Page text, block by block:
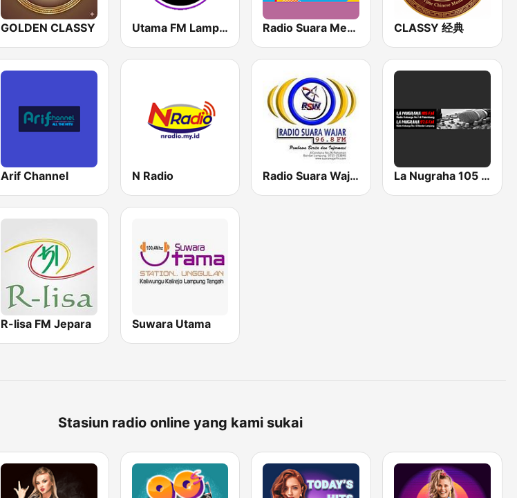
GOLDEN CLASSY Utama FM Lampung Radio Suara Mesuji CLASSY 经典
Arif Channel N Radio Radio Suara Wajar La Nugraha 105 FM
R-lisa FM Jepara Suwara Utama
Stasiun radio online yang kami sukai